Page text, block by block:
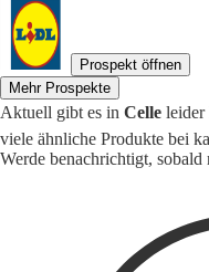
Prospekt öffnen
Mehr Prospekte
Aktuell gibt es in Celle leider
viele ähnliche Produkte bei
Werde benachrichtigt,